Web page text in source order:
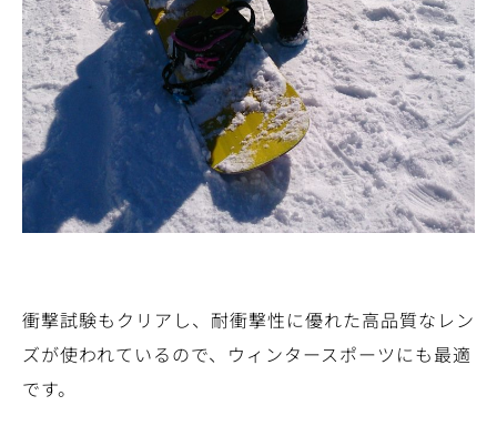
衝撃試験もクリアし、耐衝撃性に優れた高品質なレン
ズが使われているので、ウィンタースポーツにも最適
です。